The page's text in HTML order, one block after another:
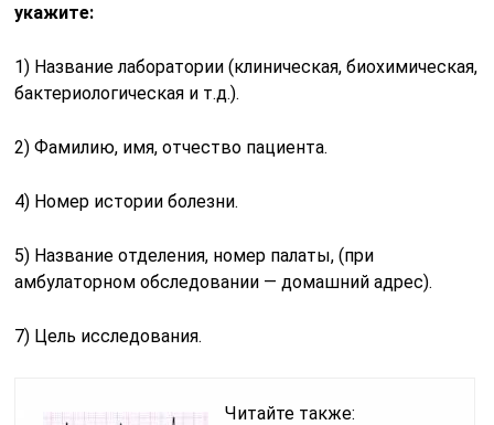
укажите:
1) Название лаборатории (клиническая, биохимическая,
бактериологическая и т.д.).
2) Фамилию, имя, отчество пациента.
4) Номер истории болезни.
5) Название отделения, номер палаты, (при
амбулаторном обследовании — домашний адрес).
7) Цель исследования.
Читайте также: